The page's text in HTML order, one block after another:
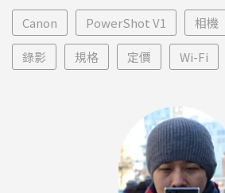
Canon PowerShot V1 相機
錄影 規格 定價 Wi-Fi